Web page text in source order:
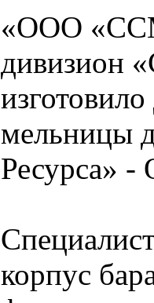
«ООО
дивизион
мельницы
Ресурса»
корпус